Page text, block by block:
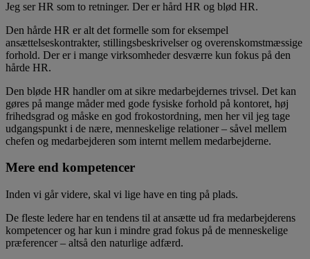
Jeg ser HR som to retninger. Der er hård HR og blød HR.
Den hårde HR er alt det formelle som for eksempel
ansættelseskontrakter, stillingsbeskrivelser og overenskomstmæssige
forhold. Der er i mange virksomheder desværre kun fokus på den
hårde HR.
Den bløde HR handler om at sikre medarbejdernes trivsel. Det kan
gøres på mange måder med gode fysiske forhold på kontoret, høj
frihedsgrad og måske en god frokostordning, men her vil jeg tage
udgangspunkt i de nære, menneskelige relationer – såvel mellem
chefen og medarbejderen som internt mellem medarbejderne.
Mere end kompetencer
Inden vi går videre, skal vi lige have en ting på plads.
De fleste ledere har en tendens til at ansætte ud fra medarbejderens
kompetencer og har kun i mindre grad fokus på de menneskelige
præferencer – altså den naturlige adfærd.